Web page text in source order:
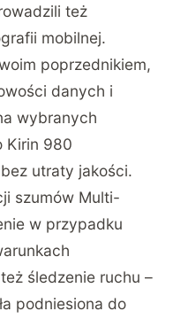
też
mobilnej.
poprzednikiem,
danych i
wybranych
Kirin 980
utraty jakości.
szumów Multi-
w przypadku
śledzenie ruchu –
podniesiona do